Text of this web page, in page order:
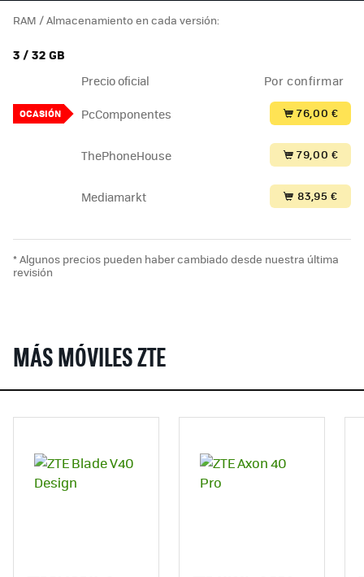
RAM / Almacenamiento en cada versión:
3 / 32 GB
Precio oficial Por confirmar
OCASIÓN PcComponentes 76,00 €
ThePhoneHouse 79,00 €
Mediamarkt 83,95 €
* Algunos precios pueden haber cambiado desde nuestra última
revisión
MÁS MÓVILES ZTE